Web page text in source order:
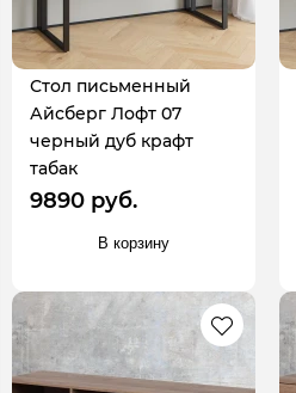
Стол письменный
Айсберг Лофт 07
черный дуб крафт
табак
9890 руб.
В корзину